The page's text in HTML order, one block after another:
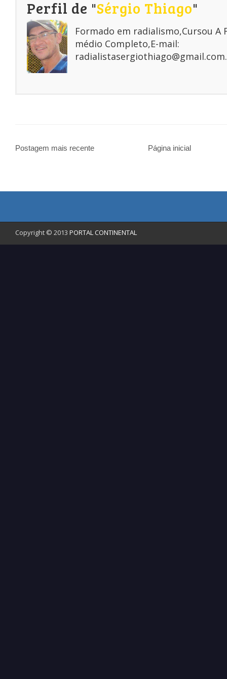
Perfil de "Sérgio Thiago"
Formado em radialismo,Cursou A
médio Completo,E-mail:
radialistasergiothiago@gmail.com.
Postagem mais recente Página inicial
Copyright © 2013 PORTAL CONTINENTAL